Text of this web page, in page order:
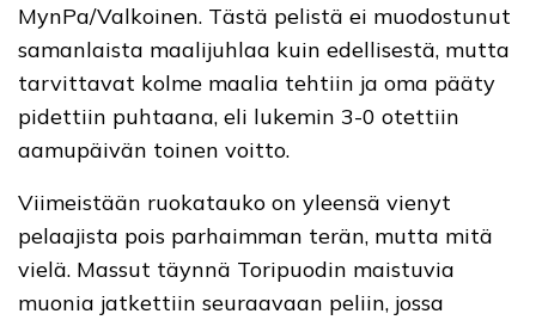
MynPa/Valkoinen. Tästä pelistä ei muodostunut
samanlaista maalijuhlaa kuin edellisestä, mutta
tarvittavat kolme maalia tehtiin ja oma pääty
pidettiin puhtaana, eli lukemin 3-0 otettiin
aamupäivän toinen voitto.
Viimeistään ruokatauko on yleensä vienyt
pelaajista pois parhaimman terän, mutta mitä
vielä. Massut täynnä Toripuodin maistuvia
muonia jatkettiin seuraavaan peliin, jossa